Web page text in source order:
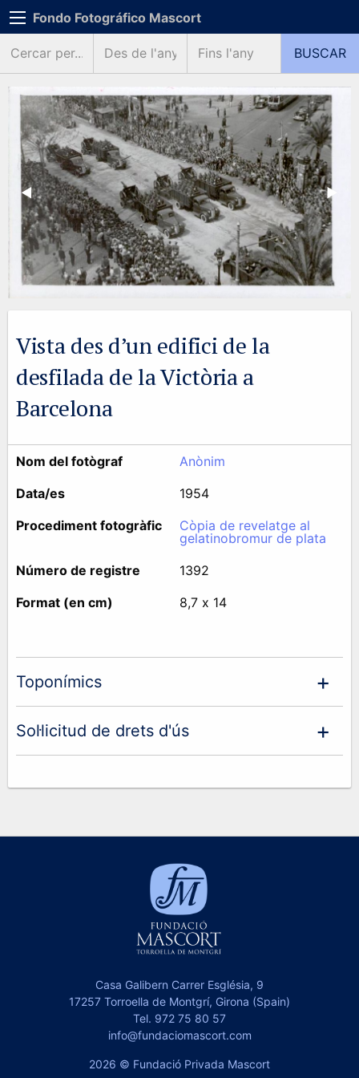
Fondo Fotográfico Mascort
Previous Slide
◀︎ Next
▶︎
Vista des d’un edifici de la
desfilada de la Victòria a
Barcelona
Nom del fotògraf
Anònim
Data/es
1954
Procediment fotogràfic
Còpia de revelatge al
gelatinobromur de plata
Número de registre
1392
Format (en cm)
8,7 x 14
Toponímics
Sol·licitud de drets d'ús
Casa Galibern Carrer Església, 9
17257 Torroella de Montgrí, Girona (Spain)
Tel. 972 75 80 57
info@fundaciomascort.com
2026 © Fundació Privada Mascort